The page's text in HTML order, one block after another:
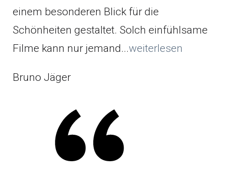
einem besonderen Blick für die
Schönheiten gestaltet. Solch einfühlsame
Filme kann nur jemand...weiterlesen
Bruno Jäger